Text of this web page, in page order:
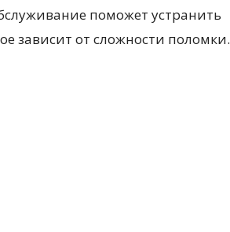
поможет устранить
зависит от сложности поломки.